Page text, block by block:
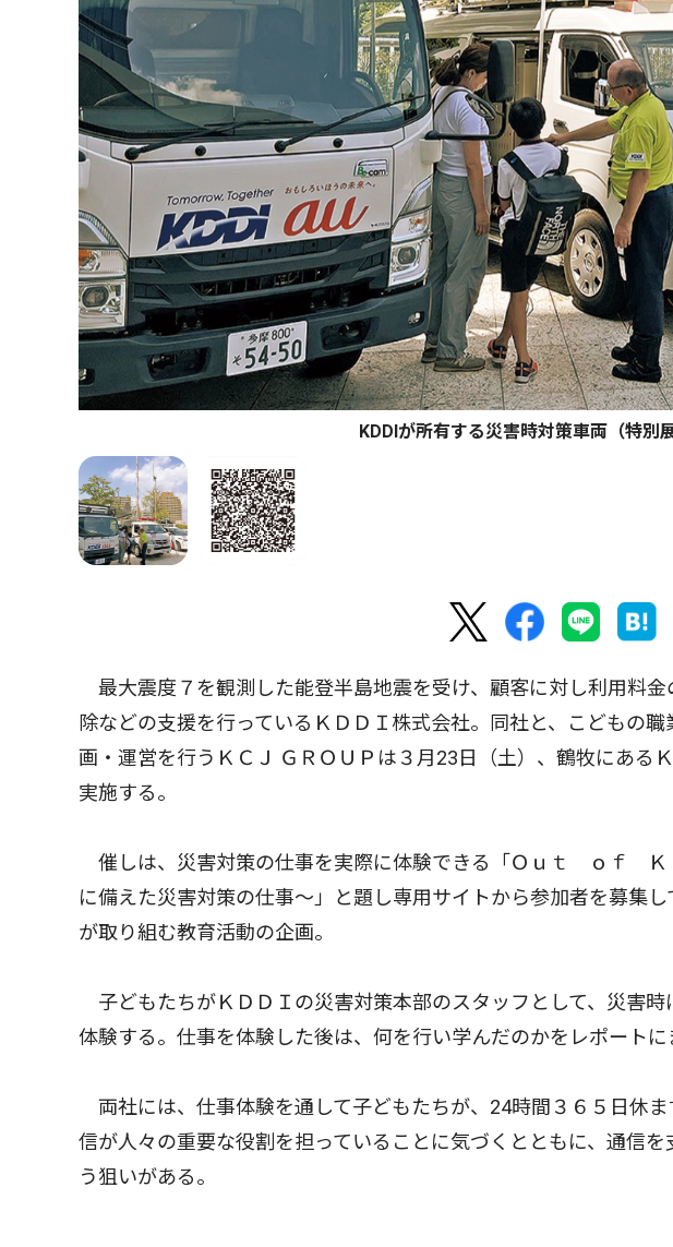
KDDIが所有する災害時対策車両（特別
最大震度７を観測した能登半島地震を受け、顧客に対し利用料
除などの支援を行っているＫＤＤＩ株式会社。同社と、こどもの
画・運営を行うＫＣＪ ＧＲＯＵＰは３月23日（土）、鶴牧にある
実施する。
催しは、災害対策の仕事を実際に体験できる「Ｏｕｔ ｏｆ Ｋ
に備えた災害対策の仕事〜」と題し専用サイトから参加者を募集
が取り組む教育活動の企画。
子どもたちがＫＤＤＩの災害対策本部のスタッフとして、災害
体験する。仕事を体験した後は、何を行い学んだのかをレポートに
両社には、仕事体験を通して子どもたちが、24時間３６５日休
信が人々の重要な役割を担っていることに気づくとともに、通信
う狙いがある。